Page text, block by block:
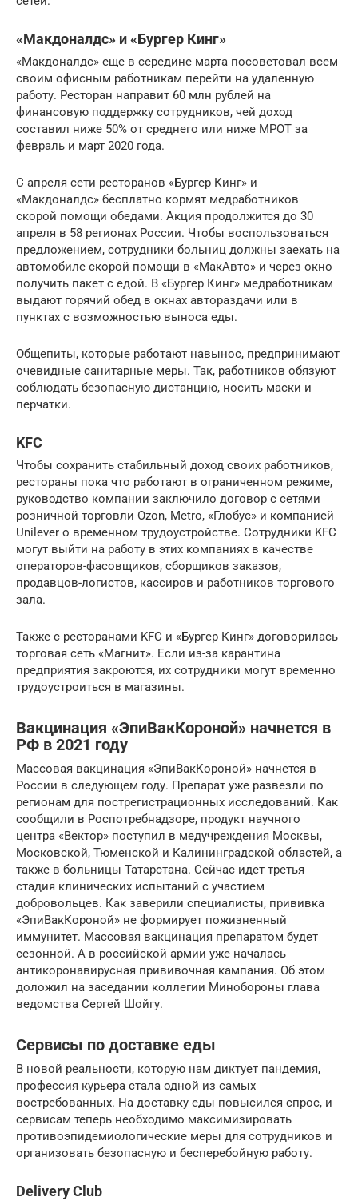
«Макдоналдс» и «Бургер Кинг»
«Макдоналдс» еще в середине марта посоветовал всем
своим офисным работникам перейти на удаленную
работу. Ресторан направит 60 млн рублей на
финансовую поддержку сотрудников, чей доход
составил ниже 50% от среднего или ниже МРОТ за
февраль и март 2020 года.
С апреля сети ресторанов «Бургер Кинг» и
«Макдоналдс» бесплатно кормят медработников
скорой помощи обедами. Акция продолжится до 30
апреля в 58 регионах России. Чтобы воспользоваться
предложением, сотрудники больниц должны заехать на
автомобиле скорой помощи в «МакАвто» и через окно
получить пакет с едой. В «Бургер Кинг» медработникам
выдают горячий обед в окнах автораздачи или в
пунктах с возможностью выноса еды.
Общепиты, которые работают навынос, предпринимают
очевидные санитарные меры. Так, работников обязуют
соблюдать безопасную дистанцию, носить маски и
перчатки.
KFC
Чтобы сохранить стабильный доход своих работников,
рестораны пока что работают в ограниченном режиме,
руководство компании заключило договор с сетями
розничной торговли Ozon, Metro, «Глобус» и компанией
Unilever о временном трудоустройстве. Сотрудники KFC
могут выйти на работу в этих компаниях в качестве
операторов-фасовщиков, сборщиков заказов,
продавцов-логистов, кассиров и работников торгового
зала.
Также с ресторанами KFC и «Бургер Кинг» договорилась
торговая сеть «Магнит». Если из-за карантина
предприятия закроются, их сотрудники могут временно
трудоустроиться в магазины.
Вакцинация «ЭпиВакКороной» начнется в
РФ в 2021 году
Массовая вакцинация «ЭпиВакКороной» начнется в
России в следующем году. Препарат уже развезли по
регионам для пострегистрационных исследований. Как
сообщили в Роспотребнадзоре, продукт научного
центра «Вектор» поступил в медучреждения Москвы,
Московской, Тюменской и Калининградской областей, а
также в больницы Татарстана. Сейчас идет третья
стадия клинических испытаний с участием
добровольцев. Как заверили специалисты, прививка
«ЭпиВакКороной» не формирует пожизненный
иммунитет. Массовая вакцинация препаратом будет
сезонной. А в российской армии уже началась
антикоронавирусная прививочная кампания. Об этом
доложил на заседании коллегии Минобороны глава
ведомства Сергей Шойгу.
Сервисы по доставке еды
В новой реальности, которую нам диктует пандемия,
профессия курьера стала одной из самых
востребованных. На доставку еды повысился спрос, и
сервисам теперь необходимо максимизировать
противоэпидемиологические меры для сотрудников и
организовать безопасную и бесперебойную работу.
Delivery Club